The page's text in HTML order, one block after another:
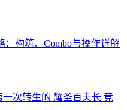
：构筑、Combo与操作详解
一次转生的 耀圣百夫长 竞